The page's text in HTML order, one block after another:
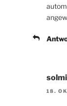
18.